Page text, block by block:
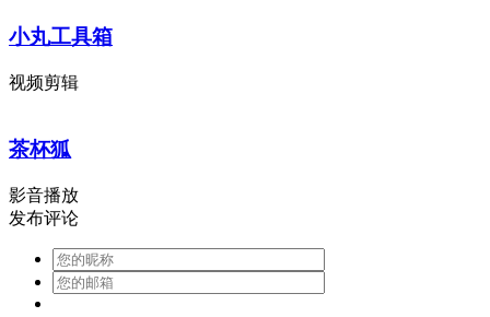
小丸工具箱
视频剪辑
茶杯狐
影音播放
发布评论